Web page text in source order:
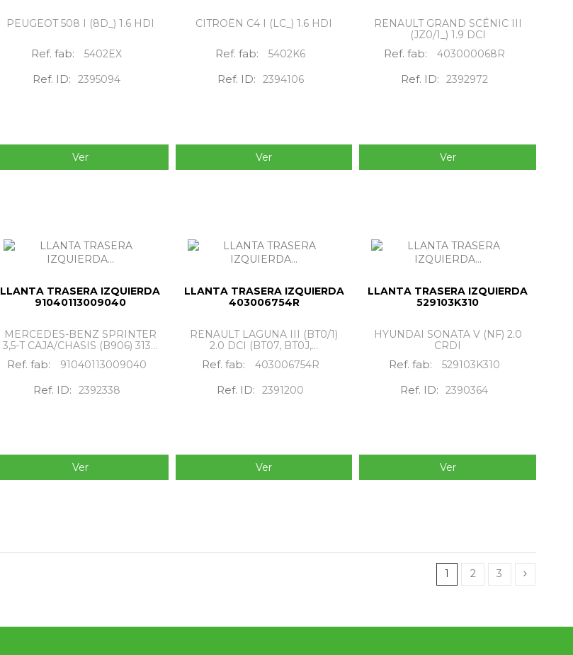
PEUGEOT 508 I (8D_) 1.6 HDI
Ref. fab: 5402EX
Ref. ID: 2395094
Ver
CITROËN C4 I (LC_) 1.6 HDI
Ref. fab: 5402K6
Ref. ID: 2394106
Ver
RENAULT GRAND SCÉNIC III
(JZ0/1_) 1.9 DCI
Ref. fab: 403000068R
Ref. ID: 2392972
Ver
LLANTA TRASERA IZQUIERDA
91040113009040
MERCEDES-BENZ SPRINTER
3,5-T CAJA/CHASIS (B906) 313...
Ref. fab: 91040113009040
Ref. ID: 2392338
Ver
LLANTA TRASERA IZQUIERDA
403006754R
RENAULT LAGUNA III (BT0/1)
2.0 DCI (BT07, BT0J,...
Ref. fab: 403006754R
Ref. ID: 2391200
Ver
LLANTA TRASERA IZQUIERDA
529103K310
HYUNDAI SONATA V (NF) 2.0
CRDI
Ref. fab: 529103K310
Ref. ID: 2390364
Ver
1 2 3